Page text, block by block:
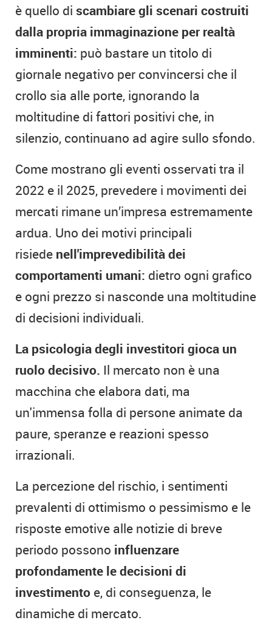
è quello di scambiare gli scenari costruiti
dalla propria immaginazione per realtà
imminenti: può bastare un titolo di
giornale negativo per convincersi che il
crollo sia alle porte, ignorando la
moltitudine di fattori positivi che, in
silenzio, continuano ad agire sullo sfondo.
Come mostrano gli eventi osservati tra il
2022 e il 2025, prevedere i movimenti dei
mercati rimane un’impresa estremamente
ardua. Uno dei motivi principali
risiede nell'imprevedibilità dei
comportamenti umani: dietro ogni grafico
e ogni prezzo si nasconde una moltitudine
di decisioni individuali.
La psicologia degli investitori gioca un
ruolo decisivo. Il mercato non è una
macchina che elabora dati, ma
un'immensa folla di persone animate da
paure, speranze e reazioni spesso
irrazionali.
La percezione del rischio, i sentimenti
prevalenti di ottimismo o pessimismo e le
risposte emotive alle notizie di breve
periodo possono influenzare
profondamente le decisioni di
investimento e, di conseguenza, le
dinamiche di mercato.